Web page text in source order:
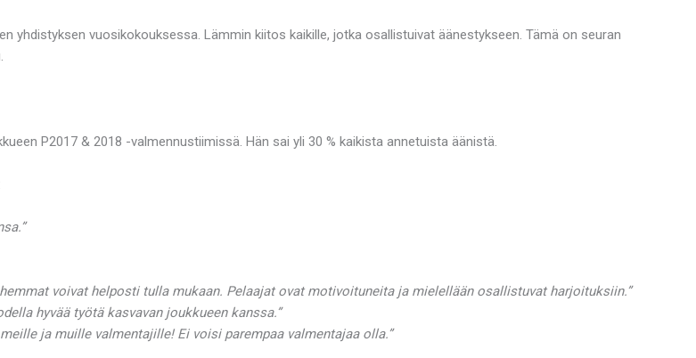
yhdistyksen vuosikokouksessa. Lämmin kiitos kaikille, jotka osallistuivat äänestykseen. Tämä on seuran
P2017 & 2018 -valmennustiimissä. Hän sai yli 30 % kaikista annetuista äänistä.
voivat helposti tulla mukaan. Pelaajat ovat motivoituneita ja mielellään osallistuvat harjoituksiin.”
hyvää työtä kasvavan joukkueen kanssa.”
ja muille valmentajille! Ei voisi parempaa valmentajaa olla.”